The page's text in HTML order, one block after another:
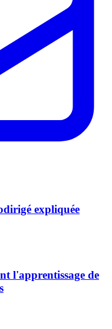
expliquée
l'apprentissage de